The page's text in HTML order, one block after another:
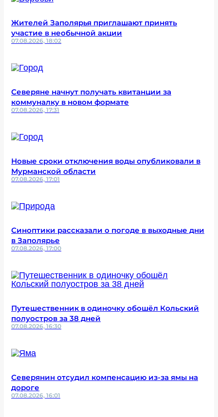
Жителей Заполярья приглашают принять
участие в необычной акции
07.08.2026, 18:02
Северяне начнут получать квитанции за
коммуналку в новом формате
07.08.2026, 17:31
Новые сроки отключения воды опубликовали в
Мурманской области
07.08.2026, 17:01
Синоптики рассказали о погоде в выходные дни
в Заполярье
07.08.2026, 17:00
Путешественник в одиночку обошёл Кольский
полуостров за 38 дней
07.08.2026, 16:30
Северянин отсудил компенсацию из-за ямы на
дороге
07.08.2026, 16:01